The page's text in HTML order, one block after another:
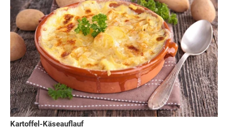
Kartoffel-Käseauflauf